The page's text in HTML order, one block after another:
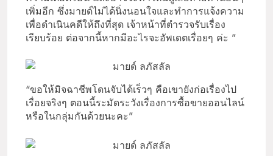
เพิ่มอีก ซึ่งมายด์ไม่ได้นิ่งนอนใจและทำการแจ้งความ
เพื่อดำเนินคดีให้ถึงที่สุด เจ้าหน้าที่ตำรวจรับเรื่อง
เรียบร้อย ต่อจากนี้หากมีอะไรจะอัพเดตเรื่อยๆ ค่ะ ”
“ขอให้มิจฉาชีพโดนจับได้เร็วๆ คือเขายังก่อเรื่องไป
เรื่อยจริงๆ ตอนนี้ระมัดระวังเรื่องการซื้อขายออนไลน์
หรือในกลุ่มกันด้วยนะคะ”